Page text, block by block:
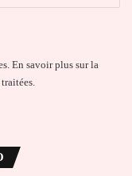
En savoir plus sur la
.